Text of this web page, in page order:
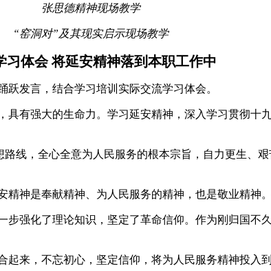
张思德精神现场教学
“窑洞对”及其现实启示现场教学
习体会 将延安精神落到本职工作中
发言，结合学习培训实际交流学习体会。
有强大的生命力。学习延安精神，深入学习贯彻十
线，全心全意为人民服务的根本宗旨，自力更生、
神是奉献精神、为人民服务的精神，也是敬业精神
强化了理论知识，坚定了革命信仰。作为刚归国不
来，不忘初心，坚定信仰，将为人民服务精神投入